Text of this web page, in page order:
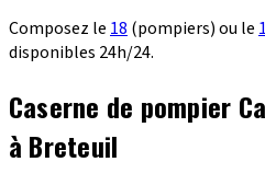
Composez le 18 (pompiers) ou le
disponibles 24h/24.
Caserne de pompier
à Breteuil